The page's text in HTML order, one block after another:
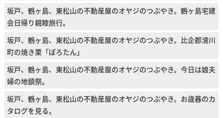
坂戸、鶴ヶ島、東松山の不動産屋のオヤジのつぶやき。鶴ヶ島宅建
会日帰り親睦旅行。
坂戸、鶴ヶ島、東松山の不動産屋のオヤジのつぶやき。比企郡滑川
町の焼き栗「ぽろたん」
坂戸、鶴ヶ島、東松山の不動産屋のオヤジのつぶやき。今日は娘夫
婦の地鎮祭。
坂戸、鶴ヶ島、東松山の不動産屋のオヤジのつぶやき。お歳暮のカ
タログを見る。